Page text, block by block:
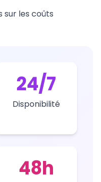
sur les coûts
24/7
Disponibilité
48h